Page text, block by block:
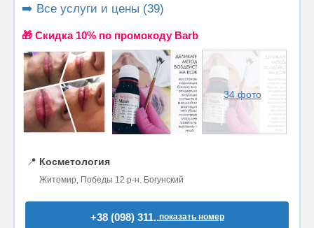
➡️ Все услуги и цены (39)
🎁 Cкидка 10% по промокоду Barb
34 фото
📍 Косметология
Житомир, Победы 12 р-н. Богунский
+38 (098) 311..показать номер